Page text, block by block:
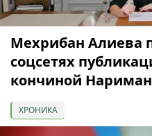
Мехрибан Алиева
соцсетях
кончиной
ХРОНИКА